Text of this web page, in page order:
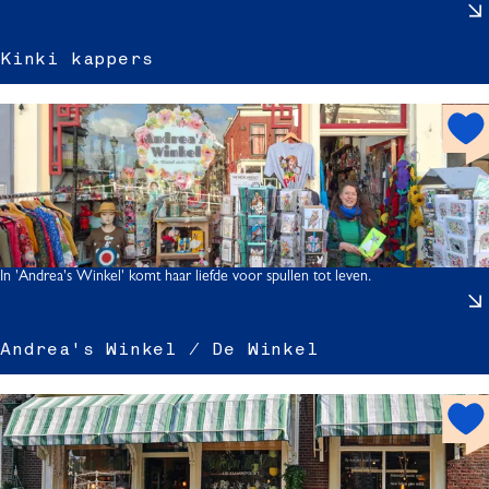
Kinki kappers
k
i
k
a
Andrea's Winkel / De Winkel
r
a
'
h
o
t
s
p
o
t
In 'Andrea's Winkel' komt haar liefde voor spullen tot leven.
h
o
t
s